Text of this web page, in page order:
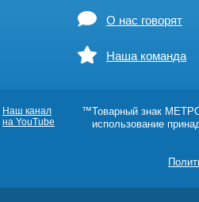
О нас говорят
Наша команда
Наш канал
на YouTube
™Товарный знак
использование